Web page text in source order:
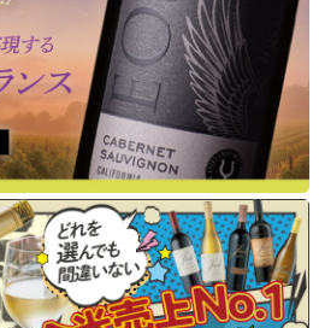
その後、フレンチオーク
の新樽100％(フランソ
ワ・フレール社製)で24
か月間熟成させ、細心の
注意を払いながら仕上げ
られます。アルコール度
数13.5％。
各ロットは収穫から発
酵・熟成まで個別に管理
されます。すべてのロッ
トをテイスティングし、
最良のものを選び抜いた
うえで樽の選定を実施。
最初の選定から最終ブレ